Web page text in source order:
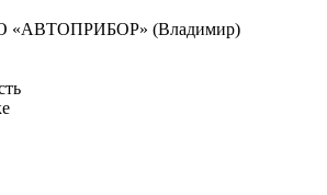
«АВТОПРИБОР» (Владимир)